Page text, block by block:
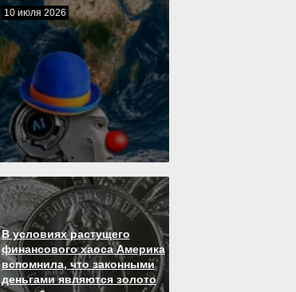
10 июля 2026
В условиях растущего
финансового хаоса Америка
вспомнила, что законными
деньгами являются золото